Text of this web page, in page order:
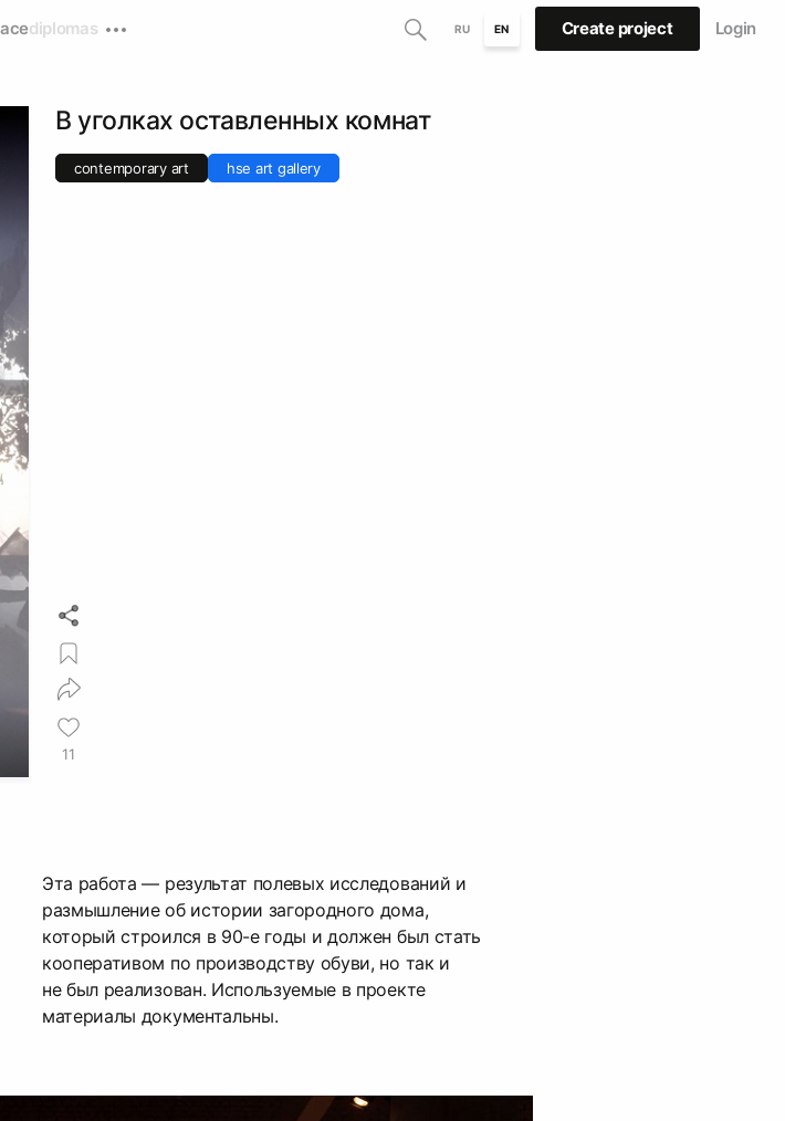
diplomas RU EN Create project Login
В уголках оставленных комнат
contemporary art hse art gallery
11
Эта работа — результат полевых исследований и
размышление об истории загородного дома,
который строился в 90-е годы и должен был стать
кооперативом по производству обуви, но так и
не был реализован. Используемые в проекте
материалы документальны.